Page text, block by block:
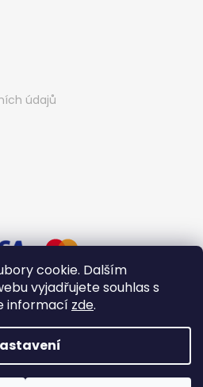
cookie. Dalším
vyjadřujete souhlas s
informací zde.
údajů